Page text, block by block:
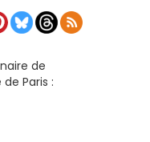
de
Paris :